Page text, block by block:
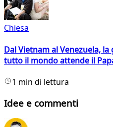
Chiesa
Dal Vietnam al Venezuela,
tutto il mondo attende il
1 min di lettura
Idee e commenti